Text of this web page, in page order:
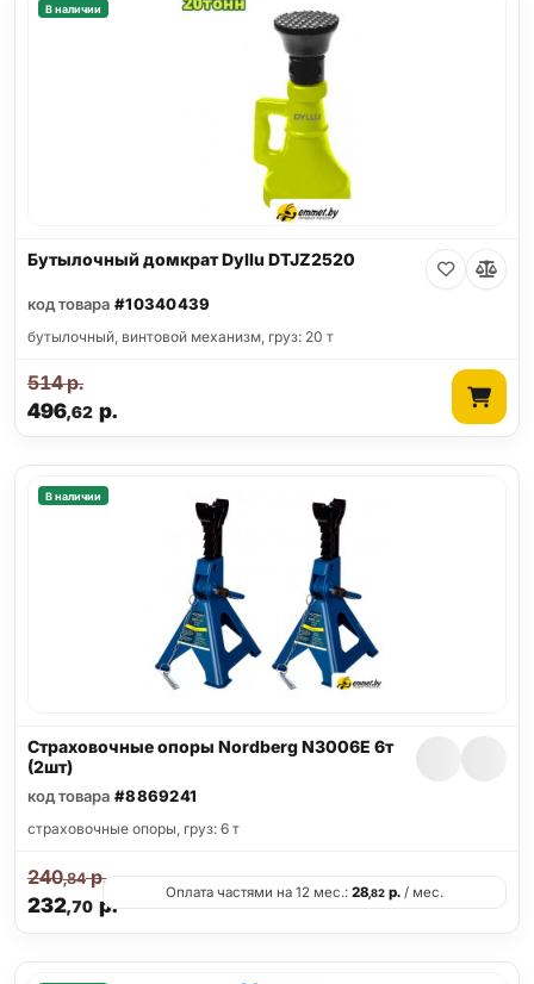
В наличии
Бутылочный домкрат Dyllu DTJZ2520
код товара #10340439
бутылочный, винтовой механизм, груз: 20 т
496,62р.
514р.
В наличии
Страховочные опоры Nordberg N3006E 6т
(2шт)
код товара #8869241
страховочные опоры, груз: 6 т
232,70р.
240,84р.
Оплата частями на 12 мес.: 28,82 р. / мес.